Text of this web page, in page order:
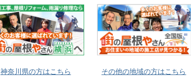
神奈川県の方はこちら その他の地域の方はこちら